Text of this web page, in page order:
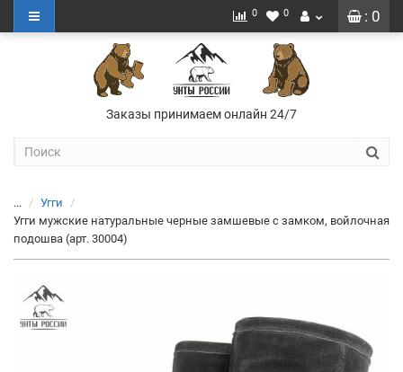
: 0
0 0
Заказы принимаем онлайн 24/7
...
Угги
Угги мужские натуральные черные замшевые с замком, войлочная
подошва (арт. 30004)